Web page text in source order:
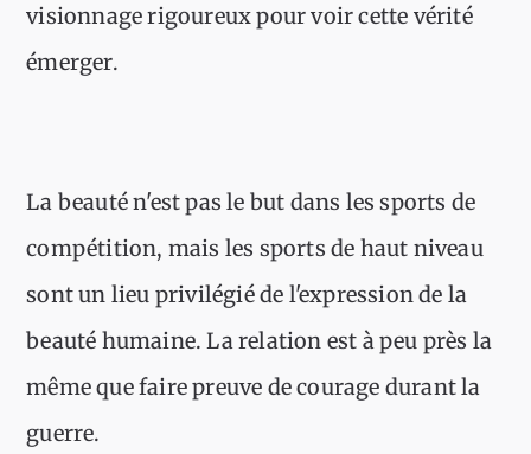
visionnage rigoureux pour voir cette vérité
émerger.
La beauté n'est pas le but dans les sports de
compétition, mais les sports de haut niveau
sont un lieu privilégié de l'expression de la
beauté humaine. La relation est à peu près la
même que faire preuve de courage durant la
guerre.